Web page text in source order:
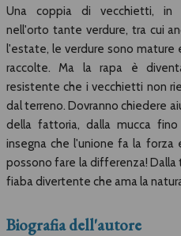
Una coppia di vecchietti, in
nell'orto tante verdure, tra cui
l'estate, le verdure sono mature
raccolte. Ma la rapa è
resistente che i vecchietti non
dal terreno. Dovranno chiedere
della fattoria, dalla mucca
insegna che l'unione fa la forza
possono fare la differenza! Dalla
fiaba divertente che ama la
Biografia dell'autore